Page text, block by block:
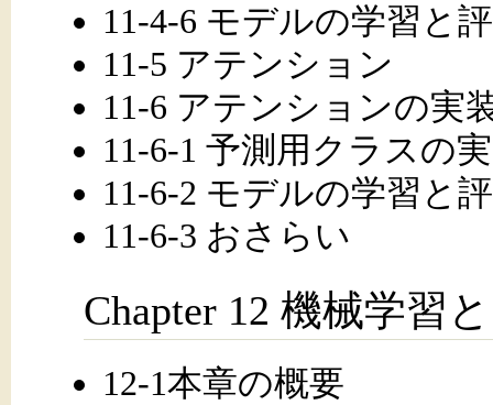
11-4-6 モデルの学習と
11-5 アテンション
11-6 アテンションの実
11-6-1 予測用クラスの
11-6-2 モデルの学習と
11-6-3 おさらい
Chapter 12 機械学習
12-1本章の概要